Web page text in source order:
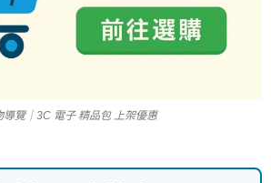
覽｜3C 電子 精品包 上架優惠